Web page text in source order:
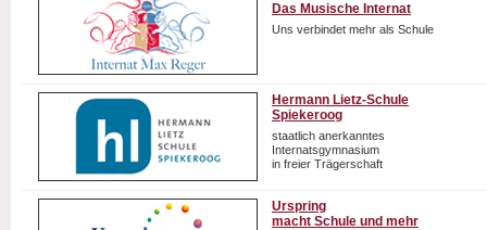
Das Musische Internat
Uns verbindet mehr als Schule
Hermann Lietz-Schule
Spiekeroog
staatlich anerkanntes
Internatsgymnasium
in freier Trägerschaft
Urspring
macht Schule und mehr